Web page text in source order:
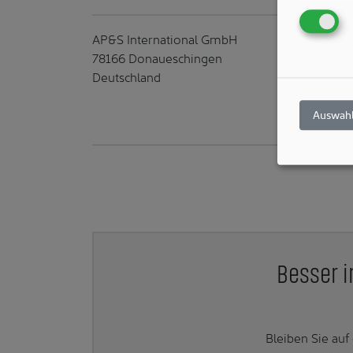
AP&S International GmbH
78166 Donaueschingen
Deutschland
Besser
Bleiben Sie